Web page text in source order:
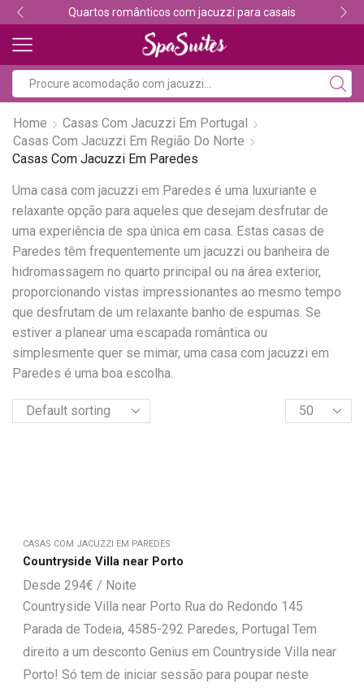
Quartos românticos com jacuzzi para casais
Home
Casas Com Jacuzzi Em Portugal
Casas Com Jacuzzi Em Região Do Norte
Casas Com Jacuzzi Em Paredes
Uma casa com jacuzzi em Paredes é uma luxuriante e
relaxante opção para aqueles que desejam desfrutar de
uma experiência de spa única em casa. Estas casas de
Paredes têm frequentemente um jacuzzi ou banheira de
hidromassagem no quarto principal ou na área exterior,
proporcionando vistas impressionantes ao mesmo tempo
que desfrutam de um relaxante banho de espumas. Se
estiver a planear uma escapada romântica ou
simplesmente quer se mimar, uma casa com jacuzzi em
Paredes é uma boa escolha.
CASAS COM JACUZZI EM PAREDES
Countryside Villa near Porto
294€
Countryside Villa near Porto Rua do Redondo 145
Parada de Todeia, 4585-292 Paredes, Portugal Tem
direito a um desconto Genius em Countryside Villa near
Porto! Só tem de iniciar sessão para poupar neste